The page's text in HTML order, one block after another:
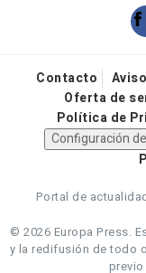
Contacto
Oferta de
Política de
Configuración
Portal de
© 2026 Europa Press.
y la redifusión de todo